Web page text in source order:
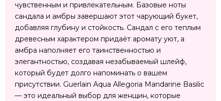
чувственным и привлекательным. Базовые ноты
сандала и амбры завершают этот чарующий букет,
добавляя глубину и стойкость. Сандал с его теплым
древесным характером придаёт аромату уют, а
амбра наполняет его таинственностью и
элегантностью, создавая незабываемый шлейф,
который будет долго напоминать о вашем
присутствии. Guerlain Aqua Allegoria Mandarine Basilic
— это идеальный выбор для женщин, которые